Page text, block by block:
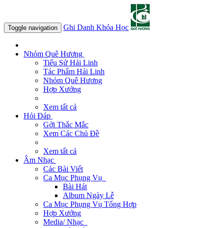
Toggle navigation Ghi Danh Khóa Học
Nhóm Quê Hương
Tiểu Sử Hải Linh
Tác Phẩm Hải Linh
Nhóm Quê Hương
Hợp Xướng
Xem tất cả
Hỏi Đáp
Gởi Thắc Mắc
Xem Các Chủ Đề
Xem tất cả
Âm Nhạc
Các Bài Viết
Ca Mục Phụng Vụ
Bài Hát
Album Ngày Lễ
Ca Mục Phụng Vụ Tổng Hợp
Hợp Xướng
Media/ Nhạc